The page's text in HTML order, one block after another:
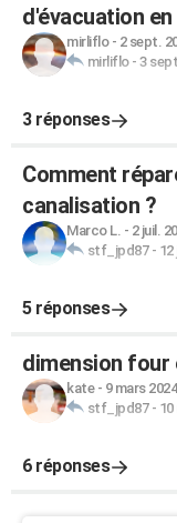
d'évacuation
mirliflo- 2 sept.
mirliflo- 3
3 réponses
Comment
canalisation ?
Marco L. - 2 juil.
stf_jpd87- 12
5 réponses
dimension four
kate- 9 mars
stf_jpd87- 10
6 réponses